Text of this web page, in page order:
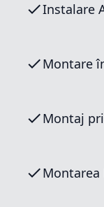
Instalare
Montare
Montaj